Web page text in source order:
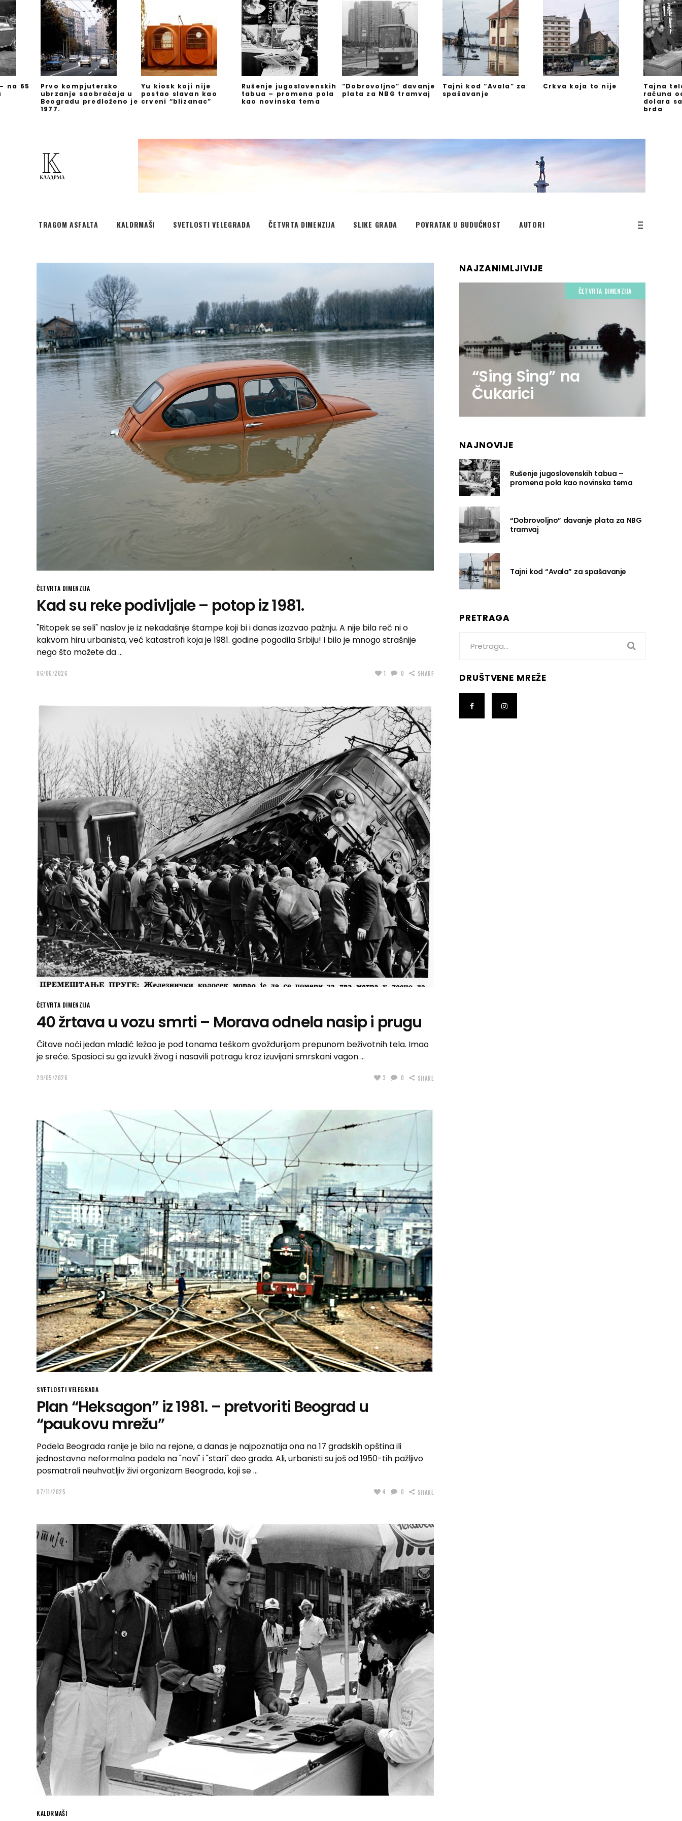
na 65
Prvo kompjutersko
ubrzanje saobraćaja u
Beogradu predloženo je
1977.
Yu kiosk koji nije
postao slavan kao
crveni “blizanac”
Rušenje jugoslovenskih
tabua – promena pola
kao novinska tema
“Dobrovoljno” davanje
plata za NBG tramvaj
Tajni kod “Avala” za
spašavanje
Crkva koja to nije
Tajna
računa
dolara
brda
TRAGOM ASFALTA KALDRMAŠI SVETLOSTI VELEGRADA ČETVRTA DIMENZIJA SLIKE GRADA POVRATAK U BUDUĆNOST AUTORI
ČETVRTA DIMENZIJA
Kad su reke podivljale – potop iz 1981.
"Ritopek se seli" naslov je iz nekadašnje štampe koji bi i danas izazvao pažnju. A nije bila reč ni o
kakvom hiru urbanista, već katastrofi koja je 1981. godine pogodila Srbiju! I bilo je mnogo strašnije
nego što možete da
06/06/2026 1 0 SHARE
ČETVRTA DIMENZIJA
40 žrtava u vozu smrti – Morava odnela nasip i prugu
Čitave noći jedan mladić ležao je pod tonama teškom gvožđurijom prepunom beživotnih tela. Imao
je sreće. Spasioci su ga izvukli živog i nasavili potragu kroz izuvijani smrskani vagon
29/05/2026 3 0 SHARE
SVETLOSTI VELEGRADA
Plan “Heksagon” iz 1981. – pretvoriti Beograd u
“paukovu mrežu”
Podela Beograda ranije je bila na rejone, a danas je najpoznatija ona na 17 gradskih opština ili
jednostavna neformalna podela na "novi" i "stari" deo grada. Ali, urbanisti su još od 1950-tih pažljivo
posmatrali neuhvatljiv živi organizam Beograda, koji se
07/11/2025 4 0 SHARE
KALDRMAŠI
NAJZANIMLJIVIJE
ČETVRTA DIMENZIJA
“Sing Sing” na
Čukarici
NAJNOVIJE
Rušenje jugoslovenskih tabua –
promena pola kao novinska tema
“Dobrovoljno” davanje plata za NBG
tramvaj
Tajni kod “Avala” za spašavanje
PRETRAGA
for:
DRUŠTVENE MREŽE